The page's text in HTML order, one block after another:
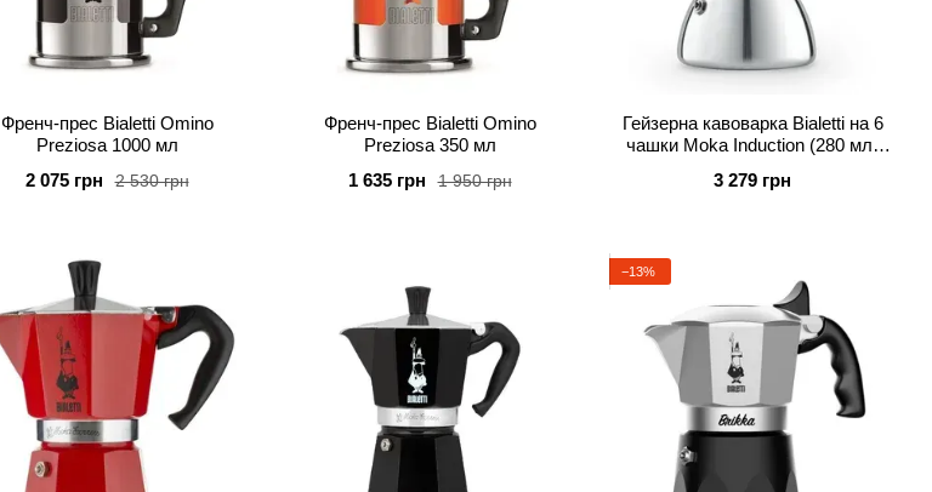
Френч-прес Bialetti Omino
Preziosa 1000 мл
2 530 грн
2 075 грн
Френч-прес Bialetti Omino
Preziosa 350 мл
1 950 грн
1 635 грн
Гейзерна кавоварка Bialetti на 6
чашки Moka Induction (280 мл)
3 279 грн
−13%